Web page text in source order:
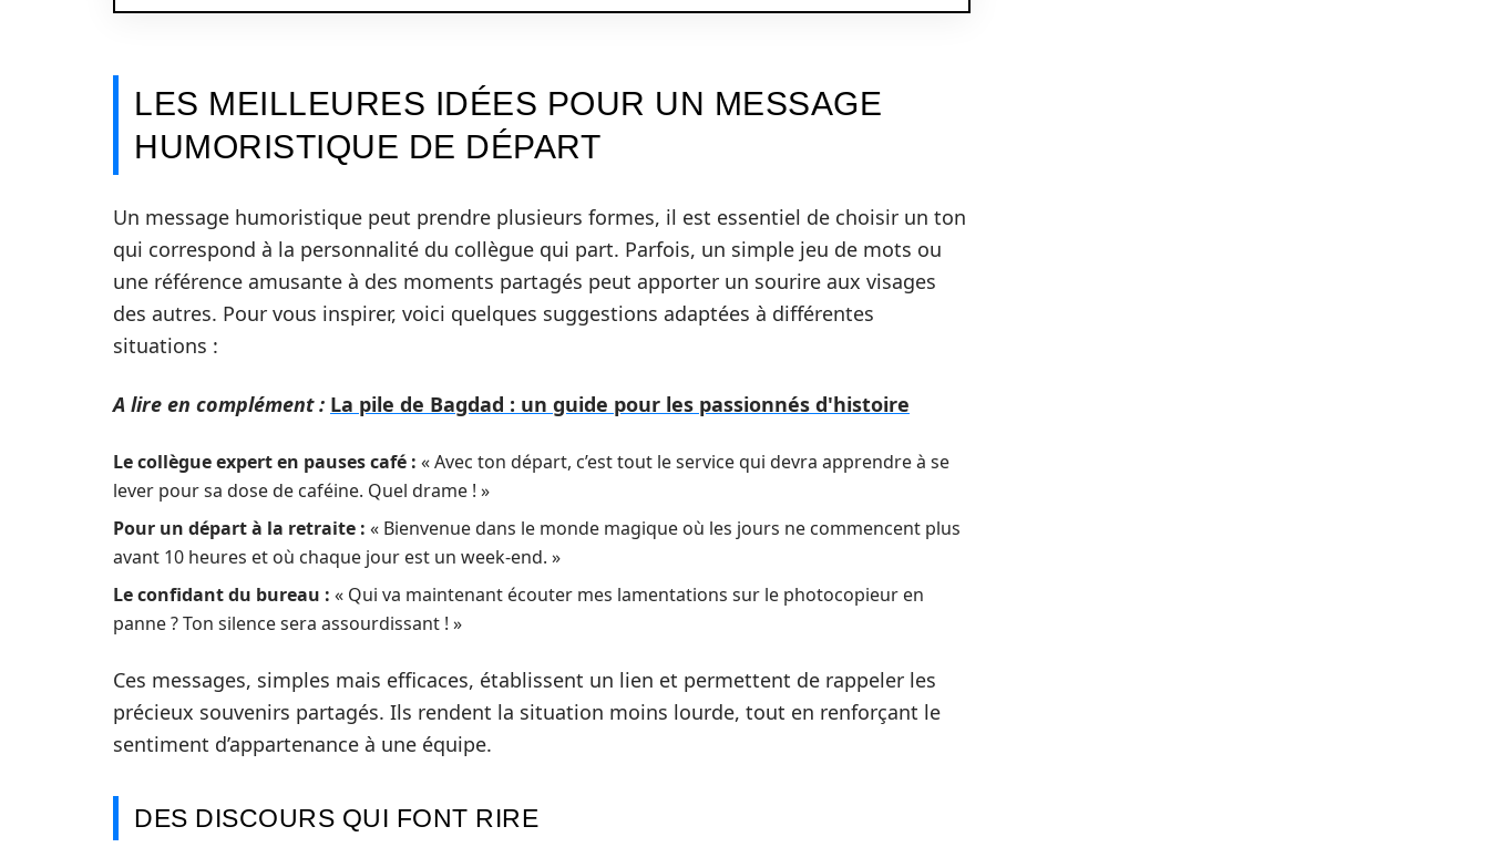
LES MEILLEURES IDÉES POUR UN MESSAGE
HUMORISTIQUE DE DÉPART
Un message humoristique peut prendre plusieurs formes, il est essentiel de choisir un ton
qui correspond à la personnalité du collègue qui part. Parfois, un simple jeu de mots ou
une référence amusante à des moments partagés peut apporter un sourire aux visages
des autres. Pour vous inspirer, voici quelques suggestions adaptées à différentes
situations :
A lire en complément : La pile de Bagdad : un guide pour les passionnés d'histoire
Le collègue expert en pauses café : « Avec ton départ, c’est tout le service qui devra apprendre à se
lever pour sa dose de caféine. Quel drame ! »
Pour un départ à la retraite : « Bienvenue dans le monde magique où les jours ne commencent plus
avant 10 heures et où chaque jour est un week-end. »
Le confidant du bureau : « Qui va maintenant écouter mes lamentations sur le photocopieur en
panne ? Ton silence sera assourdissant ! »
Ces messages, simples mais efficaces, établissent un lien et permettent de rappeler les
précieux souvenirs partagés. Ils rendent la situation moins lourde, tout en renforçant le
sentiment d’appartenance à une équipe.
DES DISCOURS QUI FONT RIRE